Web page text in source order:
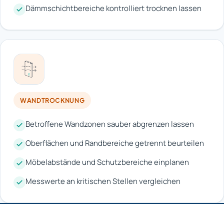
Dämmschichtbereiche kontrolliert trocknen lassen
WANDTROCKNUNG
Betroffene Wandzonen sauber abgrenzen lassen
Oberflächen und Randbereiche getrennt beurteilen
Möbelabstände und Schutzbereiche einplanen
Messwerte an kritischen Stellen vergleichen